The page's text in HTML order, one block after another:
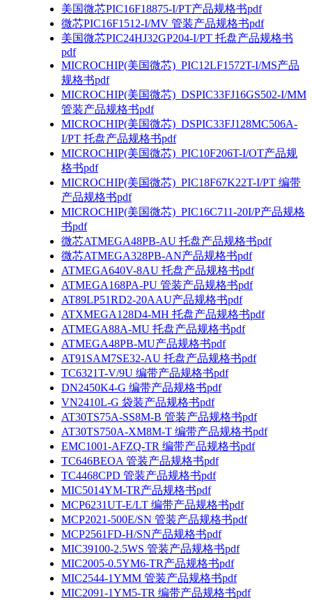
美国微芯PIC16F18875-I/PT产品规格书pdf
微芯PIC16F1512-I/MV 管装产品规格书pdf
美国微芯PIC24HJ32GP204-I/PT 托盘产品规格书
pdf
MICROCHIP(美国微芯)_PIC12LF1572T-I/MS产品
规格书pdf
MICROCHIP(美国微芯)_DSPIC33FJ16GS502-I/MM
管装产品规格书pdf
MICROCHIP(美国微芯)_DSPIC33FJ128MC506A-
I/PT 托盘产品规格书pdf
MICROCHIP(美国微芯)_PIC10F206T-I/OT产品规
格书pdf
MICROCHIP(美国微芯)_PIC18F67K22T-I/PT 编带
产品规格书pdf
MICROCHIP(美国微芯)_PIC16C711-20I/P产品规格
书pdf
微芯ATMEGA48PB-AU 托盘产品规格书pdf
微芯ATMEGA328PB-AN产品规格书pdf
ATMEGA640V-8AU 托盘产品规格书pdf
ATMEGA168PA-PU 管装产品规格书pdf
AT89LP51RD2-20AAU产品规格书pdf
ATXMEGA128D4-MH 托盘产品规格书pdf
ATMEGA88A-MU 托盘产品规格书pdf
ATMEGA48PB-MU产品规格书pdf
AT91SAM7SE32-AU 托盘产品规格书pdf
TC6321T-V/9U 编带产品规格书pdf
DN2450K4-G 编带产品规格书pdf
VN2410L-G 袋装产品规格书pdf
AT30TS75A-SS8M-B 管装产品规格书pdf
AT30TS750A-XM8M-T 编带产品规格书pdf
EMC1001-AFZQ-TR 编带产品规格书pdf
TC646BEOA 管装产品规格书pdf
TC4468CPD 管装产品规格书pdf
MIC5014YM-TR产品规格书pdf
MCP6231UT-E/LT 编带产品规格书pdf
MCP2021-500E/SN 管装产品规格书pdf
MCP2561FD-H/SN产品规格书pdf
MIC39100-2.5WS 管装产品规格书pdf
MIC2005-0.5YM6-TR产品规格书pdf
MIC2544-1YMM 管装产品规格书pdf
MIC2091-1YM5-TR 编带产品规格书pdf